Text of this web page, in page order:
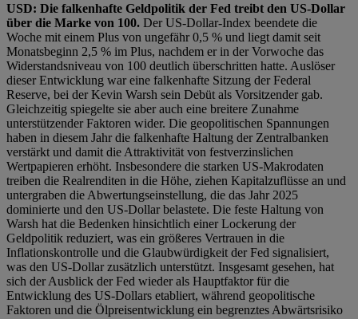
USD: Die falkenhafte Geldpolitik der Fed treibt den US-Dollar
über die Marke von 100. Der US-Dollar-Index beendete die
Woche mit einem Plus von ungefähr 0,5 % und liegt damit seit
Monatsbeginn 2,5 % im Plus, nachdem er in der Vorwoche das
Widerstandsniveau von 100 deutlich überschritten hatte. Auslöser
dieser Entwicklung war eine falkenhafte Sitzung der Federal
Reserve, bei der Kevin Warsh sein Debüt als Vorsitzender gab.
Gleichzeitig spiegelte sie aber auch eine breitere Zunahme
unterstützender Faktoren wider. Die geopolitischen Spannungen
haben in diesem Jahr die falkenhafte Haltung der Zentralbanken
verstärkt und damit die Attraktivität von festverzinslichen
Wertpapieren erhöht. Insbesondere die starken US-Makrodaten
treiben die Realrenditen in die Höhe, ziehen Kapitalzuflüsse an und
untergraben die Abwertungseinstellung, die das Jahr 2025
dominierte und den US-Dollar belastete. Die feste Haltung von
Warsh hat die Bedenken hinsichtlich einer Lockerung der
Geldpolitik reduziert, was ein größeres Vertrauen in die
Inflationskontrolle und die Glaubwürdigkeit der Fed signalisiert,
was den US-Dollar zusätzlich unterstützt. Insgesamt gesehen, hat
sich der Ausblick der Fed wieder als Hauptfaktor für die
Entwicklung des US-Dollars etabliert, während geopolitische
Faktoren und die Ölpreisentwicklung ein begrenztes Abwärtsrisiko